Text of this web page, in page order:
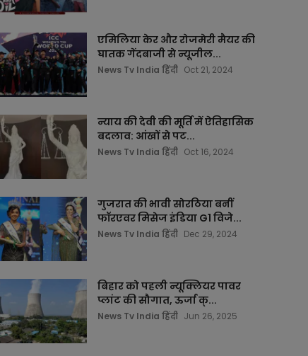
एमिलिया केर और रोजमेरी मैयर की
घातक गेंदबाजी से न्यूजील...
News Tv India हिंदी Oct 21, 2024
न्याय की देवी की मूर्ति में ऐतिहासिक
बदलाव: आंखों से पट...
News Tv India हिंदी Oct 16, 2024
गुजरात की भावी सोरठिया बनीं
फॉरएवर मिसेज इंडिया G1 विजे...
News Tv India हिंदी Dec 29, 2024
बिहार को पहली न्यूक्लियर पावर
प्लांट की सौगात, ऊर्जा क्...
News Tv India हिंदी Jun 26, 2025